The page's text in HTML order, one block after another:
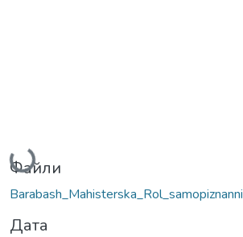
Вантажиться...
Файли
Дата